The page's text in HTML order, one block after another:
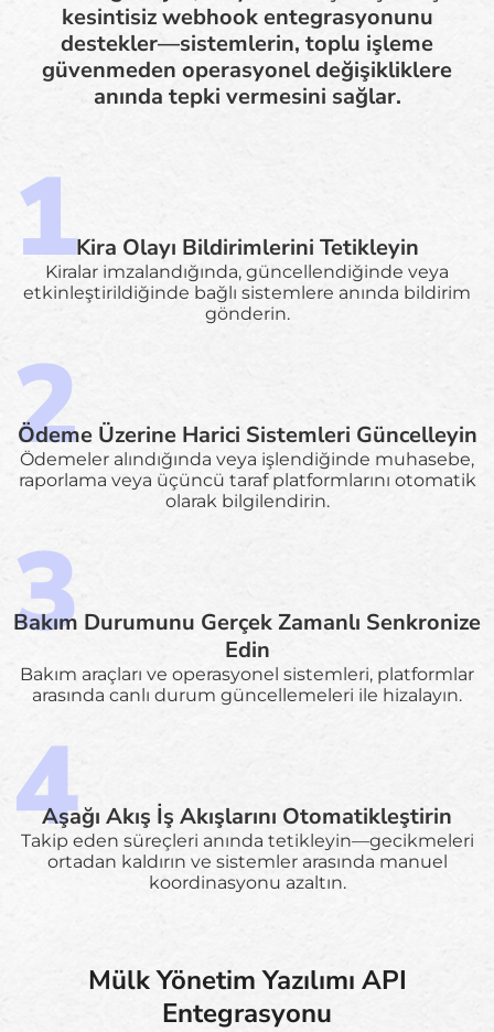
kesintisiz webhook entegrasyonunu
destekler—sistemlerin, toplu işleme
güvenmeden operasyonel değişikliklere
anında tepki vermesini sağlar.
Kira Olayı Bildirimlerini Tetikleyin
Kiralar imzalandığında, güncellendiğinde veya
etkinleştirildiğinde bağlı sistemlere anında bildirim
gönderin.
Ödeme Üzerine Harici Sistemleri Güncelleyin
Ödemeler alındığında veya işlendiğinde muhasebe,
raporlama veya üçüncü taraf platformlarını otomatik
olarak bilgilendirin.
Bakım Durumunu Gerçek Zamanlı Senkronize
Edin
Bakım araçları ve operasyonel sistemleri, platformlar
arasında canlı durum güncellemeleri ile hizalayın.
Aşağı Akış İş Akışlarını Otomatikleştirin
Takip eden süreçleri anında tetikleyin—gecikmeleri
ortadan kaldırın ve sistemler arasında manuel
koordinasyonu azaltın.
Mülk Yönetim Yazılımı API
Entegrasyonu